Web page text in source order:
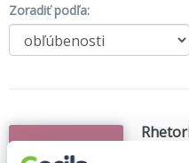
Zoradiť podľa: